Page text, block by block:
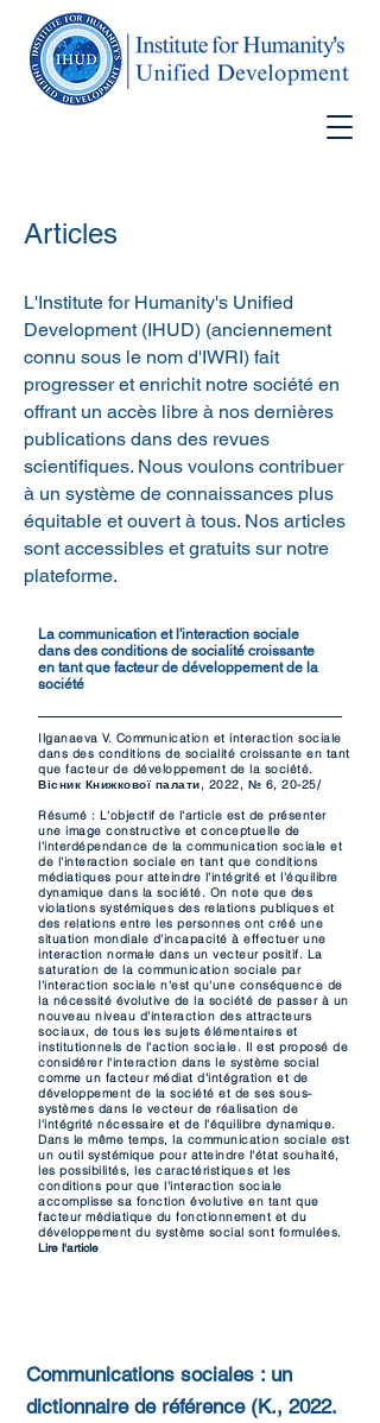
Articles
L'Institute for Humanity's Unified
Development (IHUD) (anciennement
connu sous le nom d'IWRI) fait
progresser et enrichit notre société en
offrant un accès libre à nos dernières
publications dans des revues
scientifiques. Nous voulons contribuer
à un système de connaissances plus
équitable et ouvert à tous. Nos articles
sont accessibles et gratuits sur notre
plateforme.
La communication et l'interaction sociale
dans des conditions de socialité croissante
en tant que facteur de développement de la
société
Ilganaeva V. Communication et interaction sociale
dans des conditions de socialité croissante en tant
que facteur de développement de la société.
Вісник Книжкової палати, 2022, № 6, 20-25/
Résumé : L'objectif de l'article est de présenter
une image constructive et conceptuelle de
l'interdépendance de la communication sociale et
de l'interaction sociale en tant que conditions
médiatiques pour atteindre l'intégrité et l'équilibre
dynamique dans la société. On note que des
violations systémiques des relations publiques et
des relations entre les personnes ont créé une
situation mondiale d'incapacité à effectuer une
interaction normale dans un vecteur positif. La
saturation de la communication sociale par
l'interaction sociale n'est qu'une conséquence de
la nécessité évolutive de la société de passer à un
nouveau niveau d'interaction des attracteurs
sociaux, de tous les sujets élémentaires et
institutionnels de l'action sociale. Il est proposé de
considérer l'interaction dans le système social
comme un facteur médiat d'intégration et de
développement de la société et de ses sous-
systèmes dans le vecteur de réalisation de
l'intégrité nécessaire et de l'équilibre dynamique.
Dans le même temps, la communication sociale est
un outil systémique pour atteindre l'état souhaité,
les possibilités, les caractéristiques et les
conditions pour que l'interaction sociale
accomplisse sa fonction évolutive en tant que
facteur médiatique du fonctionnement et du
développement du système social sont formulées.
Lire l'article
Communications sociales : un
dictionnaire de référence (К., 2022.